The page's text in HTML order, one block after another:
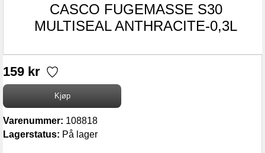
CASCO FUGEMASSE S30
MULTISEAL ANTHRACITE-0,3L
159 kr
Varenummer: 108818
Lagerstatus: På lager